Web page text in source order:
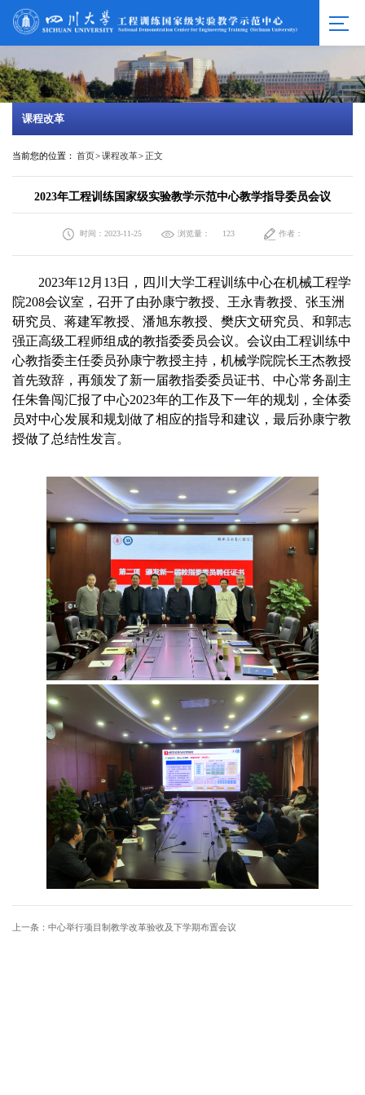
课程改革
当前您的位置： 首页>课程改革>正文
2023年工程训练国家级实验教学示范中心教学指导委员会议
时间：2023-11-25 浏览量： 123 作者：
2023年12月13日，四川大学工程训练中心在机械工程学
院208会议室，召开了由孙康宁教授、王永青教授、张玉洲
研究员、蒋建军教授、潘旭东教授、樊庆文研究员、和郭志
强正高级工程师组成的教指委委员会议。会议由工程训练中
心教指委主任委员孙康宁教授主持，机械学院院长王杰教授
首先致辞，再颁发了新一届教指委委员证书、中心常务副主
任朱鲁闯汇报了中心2023年的工作及下一年的规划，全体委
员对中心发展和规划做了相应的指导和建议，最后孙康宁教
授做了总结性发言。
上一条： 中心举行项目制教学改革验收及下学期布置会议